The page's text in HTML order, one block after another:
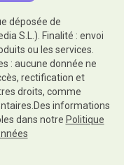
déposée de
S.L.). Finalité : envoi
ou les services.
: aucune donnée ne
rectification et
droits, comme
informations
dans notre Politique